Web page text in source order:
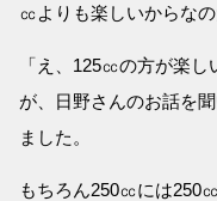
㏄よりも楽しいからなの
「え、125㏄の方が楽
が、日野さんのお話を
ました。
もちろん250㏄には250